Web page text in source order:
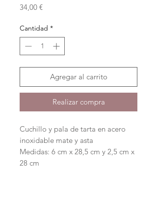
34,00 €Precio
Cantidad *
Agregar al carrito
Realizar compra
Cuchillo y pala de tarta en acero
inoxidable mate y asta
Medidas: 6 cm x 28,5 cm y 2,5 cm x
28 cm